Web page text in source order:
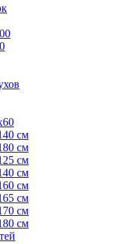
см
см
см
см
см
см
см
см